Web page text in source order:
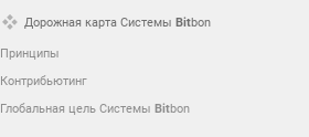
Дорожная карта СистемыBitbon
Принципы
Контрибьютинг
Глобальная цель СистемыBitbon